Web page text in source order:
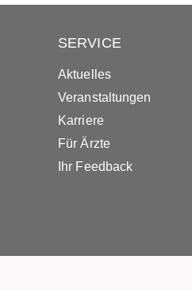
SERVICE
Aktuelles
Veranstaltungen
Karriere
Für Ärzte
Ihr Feedback